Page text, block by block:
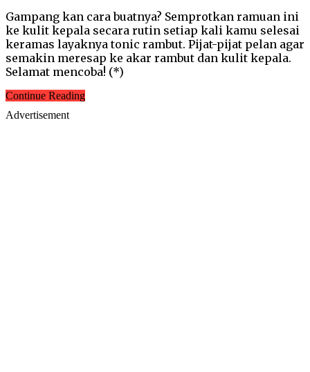
Gampang kan cara buatnya? Semprotkan ramuan ini
ke kulit kepala secara rutin setiap kali kamu selesai
keramas layaknya tonic rambut. Pijat-pijat pelan agar
semakin meresap ke akar rambut dan kulit kepala.
Selamat mencoba! (*)
Continue Reading
Advertisement